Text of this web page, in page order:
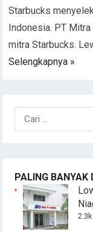
Starbucks
Indonesia. PT
mitra Starbucks.
Selengkapnya »
Cari
untuk:
PALING BANYAK